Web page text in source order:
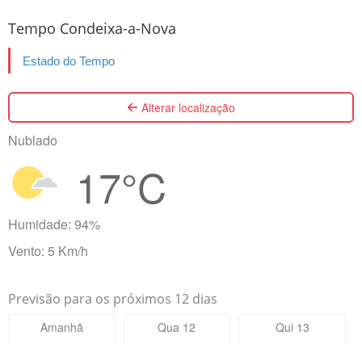
Tempo Condeixa-a-Nova
Estado do Tempo
Alterar localização
Nublado
17°C
Humidade: 94%
Vento: 5 Km/h
Previsão para os próximos 12 dias
Amanhã Qua 12 Qui 13